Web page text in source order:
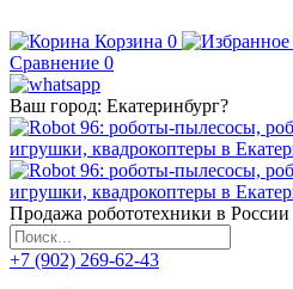
Корзина 0
Сравнение 0
Ваш город: Екатеринбург?
Продажа робототехники в России
+7 (902) 269-62-43